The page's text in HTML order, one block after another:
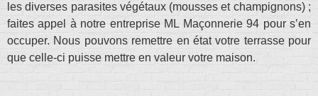
les diverses parasites végétaux (mousses et champignons) ;
faites appel à notre entreprise ML Maçonnerie 94 pour s’en
occuper. Nous pouvons remettre en état votre terrasse pour
que celle-ci puisse mettre en valeur votre maison.